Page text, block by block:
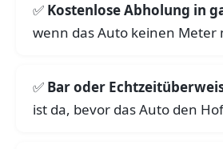
Kostenlose Abholung in
wenn das Auto keinen
Bar oder
ist da, bevor das Auto den